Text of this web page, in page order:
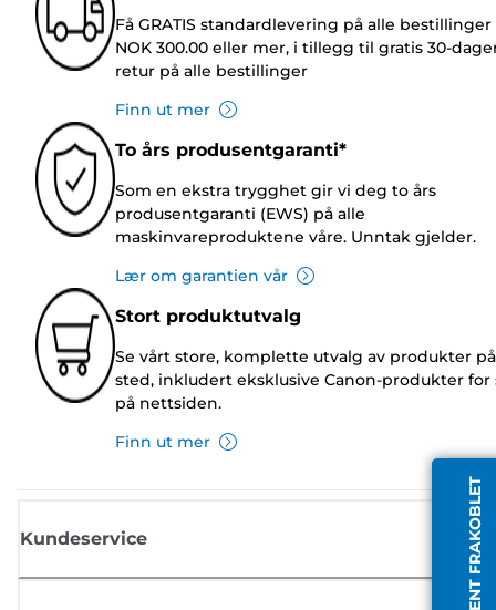
AGENT FRAKOBLET
Få GRATIS standardlevering på alle bestillinger
NOK 300.00 eller mer, i tillegg til gratis 30-
retur på alle bestillinger
Finn ut mer
To års produsentgaranti*
Som en ekstra trygghet gir vi deg to års
produsentgaranti (EWS) på alle
maskinvareproduktene våre. Unntak gjelder.
Lær om garantien vår
Stort produktutvalg
Se vårt store, komplette utvalg av produkter
sted, inkludert eksklusive Canon-produkter for
på nettsiden.
Finn ut mer
Kundeservice